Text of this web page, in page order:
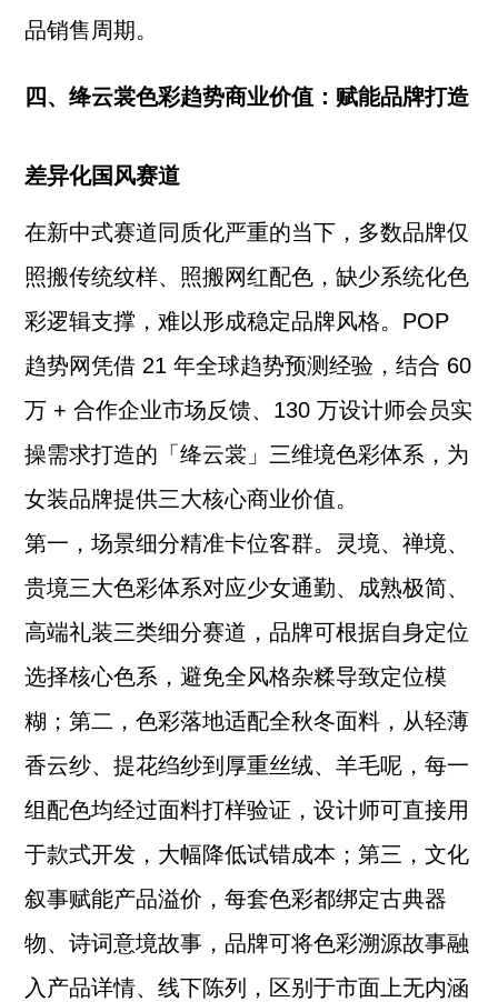
品销售周期。
四、绛云裳色彩趋势商业价值：赋能品牌打造
差异化国风赛道
在新中式赛道同质化严重的当下，多数品牌仅
照搬传统纹样、照搬网红配色，缺少系统化色
彩逻辑支撑，难以形成稳定品牌风格。POP
趋势网凭借 21 年全球趋势预测经验，结合 60
万 + 合作企业市场反馈、130 万设计师会员实
操需求打造的「绛云裳」三维境色彩体系，为
女装品牌提供三大核心商业价值。
第一，场景细分精准卡位客群。灵境、禅境、
贵境三大色彩体系对应少女通勤、成熟极简、
高端礼装三类细分赛道，品牌可根据自身定位
选择核心色系，避免全风格杂糅导致定位模
糊；第二，色彩落地适配全秋冬面料，从轻薄
香云纱、提花绉纱到厚重丝绒、羊毛呢，每一
组配色均经过面料打样验证，设计师可直接用
于款式开发，大幅降低试错成本；第三，文化
叙事赋能产品溢价，每套色彩都绑定古典器
物、诗词意境故事，品牌可将色彩溯源故事融
入产品详情、线下陈列，区别于市面上无内涵